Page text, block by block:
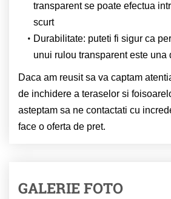
transparent se poate efectua
scurt
Durabilitate: puteti fi sigur ca
unui rulou transparent este una
Daca am reusit sa va captam
de inchidere a teraselor si
asteptam sa ne contactati cu
face o oferta de pret.
GALERIE FOTO